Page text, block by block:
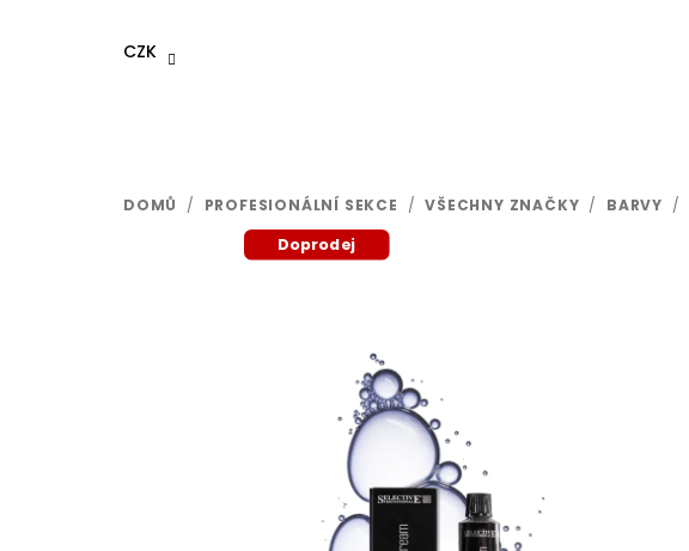
CZK
DOMŮ / PROFESIONÁLNÍ SEKCE / VŠECHNY ZNAČKY / BARVY /
Doprodej